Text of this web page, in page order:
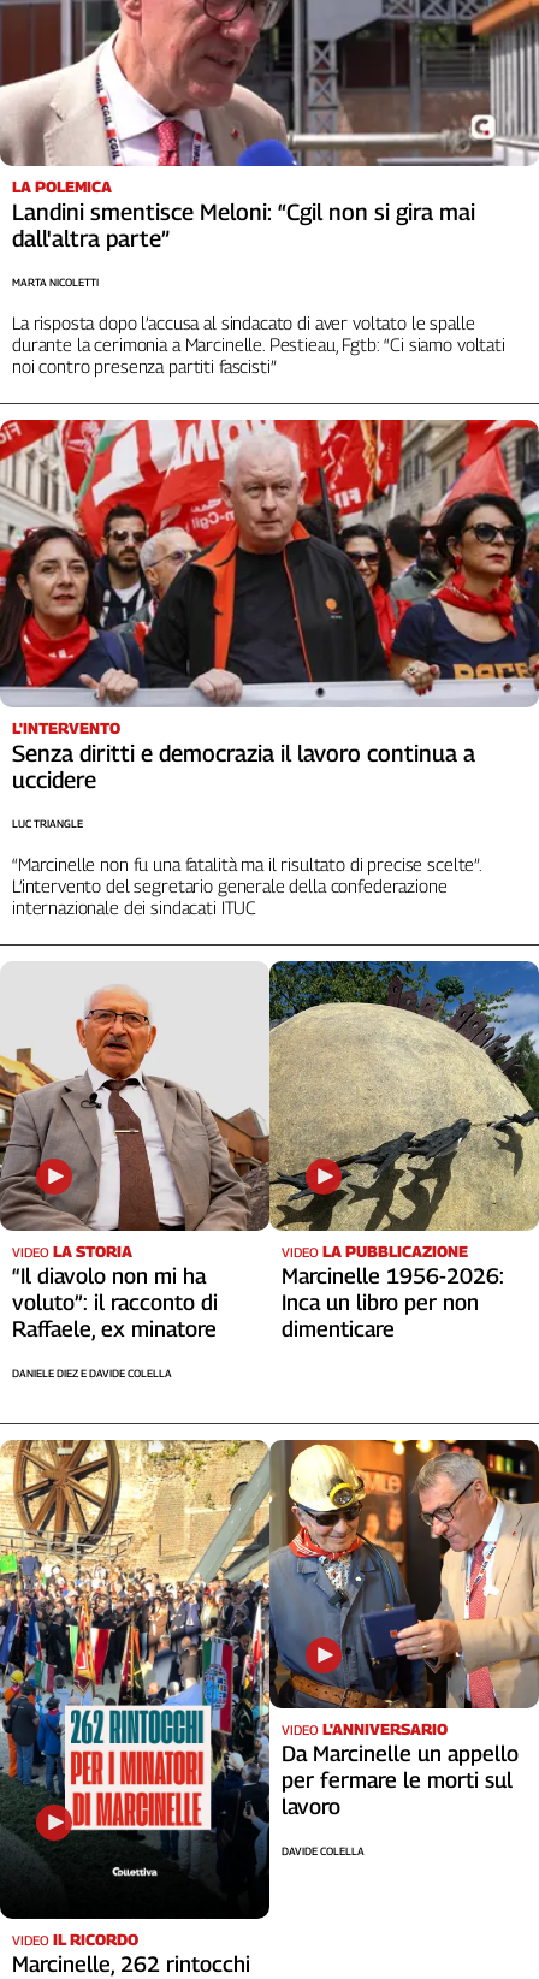
LA POLEMICA
Landini smentisce Meloni: “Cgil non si gira mai
dall'altra parte”
La risposta dopo l’accusa al sindacato di aver voltato le spalle
durante la cerimonia a Marcinelle. Pestieau, Fgtb: “Ci siamo voltati
noi contro presenza partiti fascisti”
MARTA NICOLETTI
L'INTERVENTO
Senza diritti e democrazia il lavoro continua a
uccidere
“Marcinelle non fu una fatalità ma il risultato di precise scelte”.
L’intervento del segretario generale della confederazione
internazionale dei sindacati ITUC
LUC TRIANGLE
VIDEO LA STORIA
“Il diavolo non mi ha
voluto”: il racconto di
Raffaele, ex minatore
DANIELE DIEZ E DAVIDE COLELLA
VIDEO LA PUBBLICAZIONE
Marcinelle 1956-2026:
Inca un libro per non
dimenticare
VIDEO IL RICORDO
Marcinelle, 262 rintocchi
VIDEO L'ANNIVERSARIO
Da Marcinelle un appello
per fermare le morti sul
lavoro
DAVIDE COLELLA